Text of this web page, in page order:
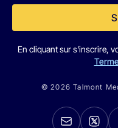
En cliquant sur s'inscrire,
© 2026 Talmont